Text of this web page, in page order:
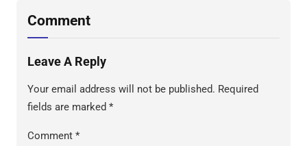
Comment
Leave A Reply
Your email address will not be published. Required
fields are marked *
Comment *